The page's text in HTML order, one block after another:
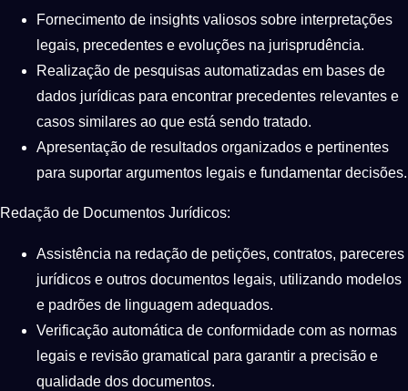
Fornecimento de insights valiosos sobre interpretações
legais, precedentes e evoluções na jurisprudência.
Realização de pesquisas automatizadas em bases de
dados jurídicas para encontrar precedentes relevantes e
casos similares ao que está sendo tratado.
Apresentação de resultados organizados e pertinentes
para suportar argumentos legais e fundamentar decisões.
Redação de Documentos Jurídicos:
Assistência na redação de petições, contratos, pareceres
jurídicos e outros documentos legais, utilizando modelos
e padrões de linguagem adequados.
Verificação automática de conformidade com as normas
legais e revisão gramatical para garantir a precisão e
qualidade dos documentos.